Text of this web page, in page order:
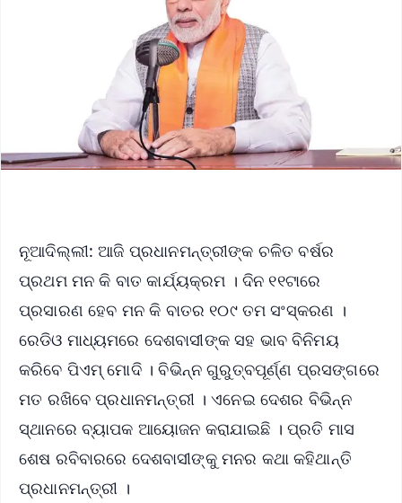
ନୂଆଦିଲ୍ଲୀ: ଆଜି ପ୍ରଧାନମନ୍ତ୍ରୀଙ୍କ ଚଳିତ ବର୍ଷର
ପ୍ରଥମ ମନ କି ବାତ କାର୍ଯ୍ୟକ୍ରମ । ଦିନ ୧୧ଟାରେ
ପ୍ରସାରଣ ହେବ ମନ କି ବାତର ୧୦୯ ତମ ସଂସ୍କରଣ ।
ରେଡିଓ ମାଧ୍ୟମରେ ଦେଶବାସୀଙ୍କ ସହ ଭାବ ବିନିମୟ
କରିବେ ପିଏମ୍‌ ମୋଦି । ବିଭିନ୍ନ ଗୁରୁତ୍ବପୂର୍ଣ୍ଣ ପ୍ରସଙ୍ଗରେ
ମତ ରଖିବେ ପ୍ରଧାନମନ୍ତ୍ରୀ । ଏନେଇ ଦେଶର ବିଭିନ୍ନ
ସ୍ଥାନରେ ବ୍ୟାପକ ଆୟୋଜନ କରାଯାଇଛି । ପ୍ରତି ମାସ
ଶେଷ ରବିବାରରେ ଦେଶବାସୀଙ୍କୁ ମନର କଥା କହିଥାନ୍ତି
ପ୍ରଧାନମନ୍ତ୍ରୀ ।